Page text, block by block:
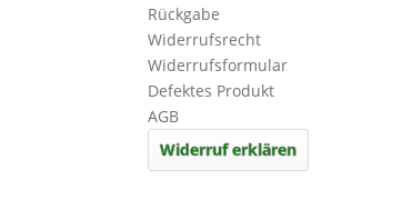
Rückgabe
Widerrufsrecht
Widerrufsformular
Defektes Produkt
AGB
Widerruf erklären